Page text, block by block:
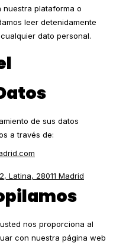
plataforma o
leer detenidamente
dato personal.
de sus datos
a través de:
Latina, 28011 Madrid
nos proporciona al
con nuestra página web